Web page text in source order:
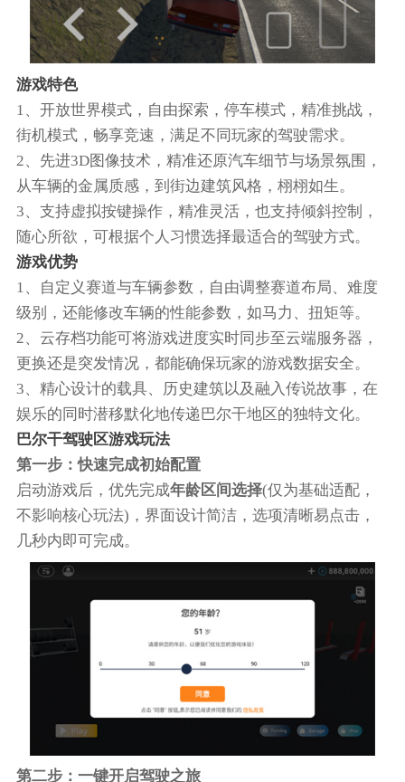
游戏特色
1、开放世界模式，自由探索，停车模式，精准挑战，
街机模式，畅享竞速，满足不同玩家的驾驶需求。
2、先进3D图像技术，精准还原汽车细节与场景氛围，
从车辆的金属质感，到街边建筑风格，栩栩如生。
3、支持虚拟按键操作，精准灵活，也支持倾斜控制，
随心所欲，可根据个人习惯选择最适合的驾驶方式。
游戏优势
1、自定义赛道与车辆参数，自由调整赛道布局、难度
级别，还能修改车辆的性能参数，如马力、扭矩等。
2、云存档功能可将游戏进度实时同步至云端服务器，
更换还是突发情况，都能确保玩家的游戏数据安全。
3、精心设计的载具、历史建筑以及融入传说故事，在
娱乐的同时潜移默化地传递巴尔干地区的独特文化。
巴尔干驾驶区游戏玩法
第一步：快速完成初始配置
启动游戏后，优先完成年龄区间选择(仅为基础适配，
不影响核心玩法)，界面设计简洁，选项清晰易点击，
几秒内即可完成。
第二步：一键开启驾驶之旅